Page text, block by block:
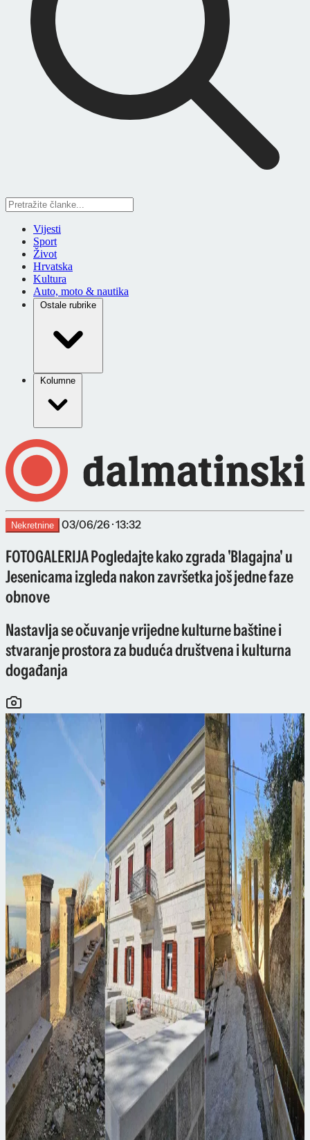
Vijesti
Sport
Život
Hrvatska
Kultura
Auto, moto & nautika
Ostale rubrike
Kolumne
Nekretnine 03/06/26 · 13:32
FOTOGALERIJA Pogledajte kako zgrada 'Blagajna' u
Jesenicama izgleda nakon završetka još jedne faze
obnove
Nastavlja se očuvanje vrijedne kulturne baštine i
stvaranje prostora za buduća društvena i kulturna
događanja